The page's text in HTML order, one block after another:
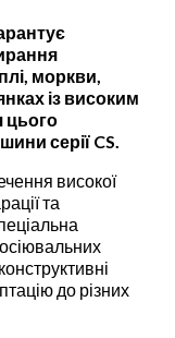
моркви,
із високим
цього
серії CS.
високої
та
до різних